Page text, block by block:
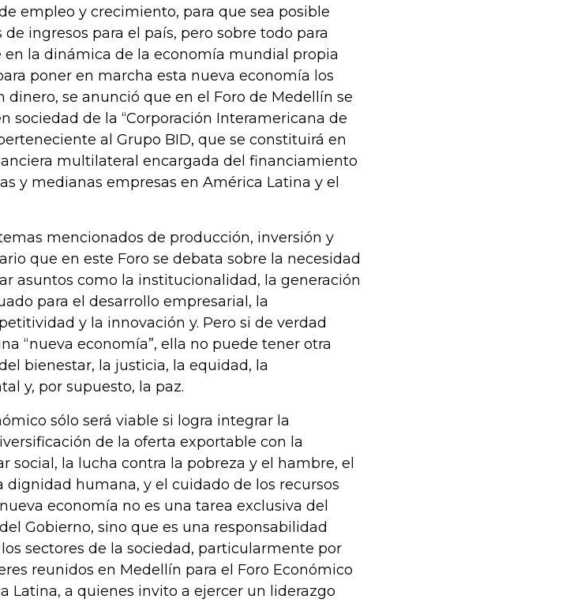
empleo y crecimiento, para que sea posible
ingresos para el país, pero sobre todo para
la dinámica de la economía mundial propia
poner en marcha esta nueva economía los
dinero, se anunció que en el Foro de Medellín se
sociedad de la “Corporación Interamericana de
al Grupo BID, que se constituirá en
multilateral encargada del financiamiento
y medianas empresas en América Latina y el
mencionados de producción, inversión y
que en este Foro se debata sobre la necesidad
asuntos como la institucionalidad, la generación
para el desarrollo empresarial, la
y la innovación y. Pero si de verdad
“nueva economía”, ella no puede tener otra
bienestar, la justicia, la equidad, la
y, por supuesto, la paz.
sólo será viable si logra integrar la
de la oferta exportable con la
social, la lucha contra la pobreza y el hambre, el
dignidad humana, y el cuidado de los recursos
economía no es una tarea exclusiva del
Gobierno, sino que es una responsabilidad
sectores de la sociedad, particularmente por
reunidos en Medellín para el Foro Económico
Latina, a quienes invito a ejercer un liderazgo